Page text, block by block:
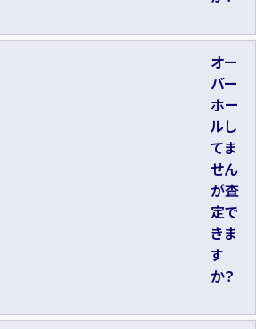
オー
バー
ホー
ルし
てま
せん
が査
定で
きま
す
か？